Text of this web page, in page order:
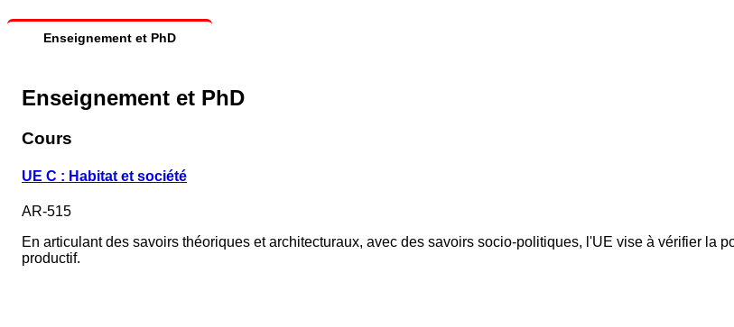
Enseignement et PhD
Enseignement et PhD
Cours
UE C : Habitat et société
AR-515
En articulant des savoirs théoriques et architecturaux, avec des savoirs socio-politiques, l'UE vise à vérifier la
productif.